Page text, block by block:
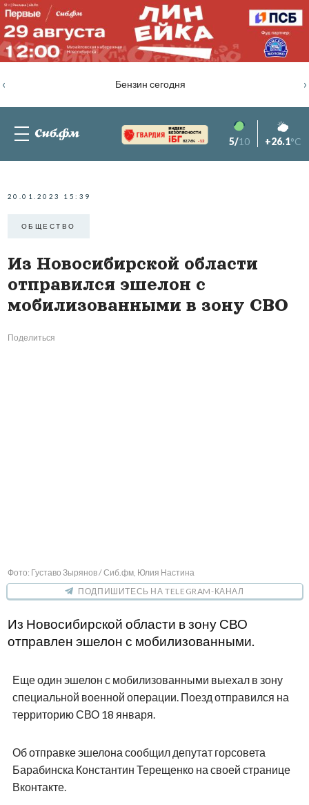
Бензин сегодня
‹ ›
82.76% -1.2 5/10 +26.1°C
20.01.2023 15:39
ОБЩЕСТВО
Из Новосибирской области
отправился эшелон с
мобилизованными в зону СВО
Поделиться
Фото: Густаво Зырянов / Сиб.фм, Юлия Настина
ПОДПИШИТЕСЬ НА TELEGRAM-КАНАЛ
Из Новосибирской области в зону СВО
отправлен эшелон с мобилизованными.
Еще один эшелон с мобилизованными выехал в зону
специальной военной операции. Поезд отправился на
территорию СВО 18 января.
Об отправке эшелона сообщил депутат горсовета
Барабинска Константин Терещенко на своей странице
Вконтакте.